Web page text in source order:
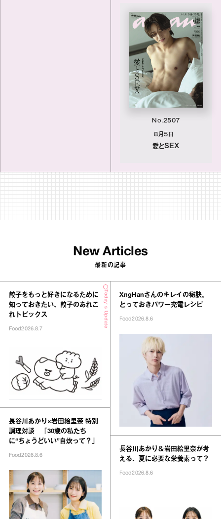
No.2507
8月5日
愛とSEX
New Articles
最新の記事
Today's Update
餃子をもっと好きになるために
知っておきたい、餃子のあれこ
れトピックス
Food2026.8.7
長谷川あかり×岩田絵里奈 特別
調理対談 「30歳の私たち
に“ちょうどいい”自炊って？」
Food2026.8.6
XngHanさんのキレイの秘訣。
とっておきパワー充電レシピ
Food2026.8.6
長谷川あかり＆岩田絵里奈が考
える、夏に必要な栄養素って？
Food2026.8.6